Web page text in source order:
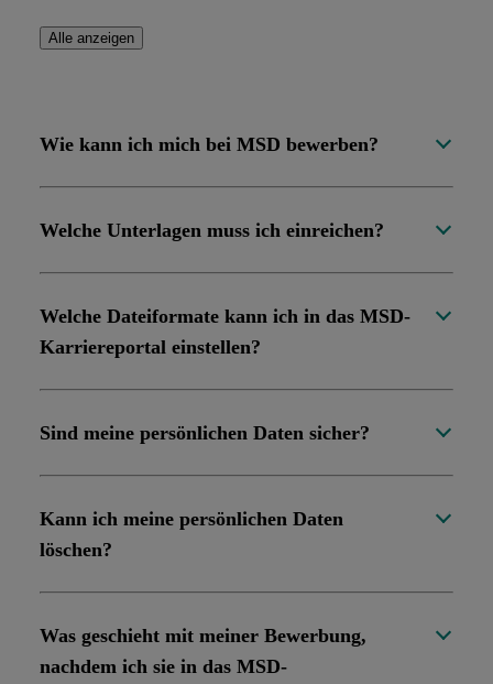
Alle anzeigen
Wie kann ich mich bei MSD bewerben?
Welche Unterlagen muss ich einreichen?
Welche Dateiformate kann ich in das MSD-
Karriereportal einstellen?
Sind meine persönlichen Daten sicher?
Kann ich meine persönlichen Daten
löschen?
Was geschieht mit meiner Bewerbung,
nachdem ich sie in das MSD-